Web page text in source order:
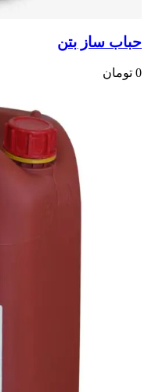
حباب ساز بتن
0 تومان